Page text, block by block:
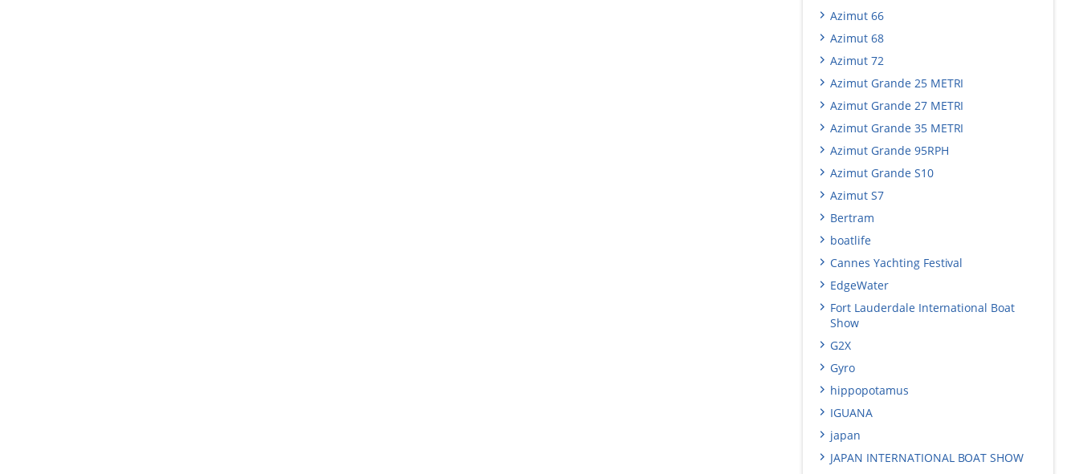
Azimut 66
Azimut 68
Azimut 72
Azimut Grande 25 METRI
Azimut Grande 27 METRI
Azimut Grande 35 METRI
Azimut Grande 95RPH
Azimut Grande S10
Azimut S7
Bertram
boatlife
Cannes Yachting Festival
EdgeWater
Fort Lauderdale International Boat
Show
G2X
Gyro
hippopotamus
IGUANA
japan
JAPAN INTERNATIONAL BOAT SHOW